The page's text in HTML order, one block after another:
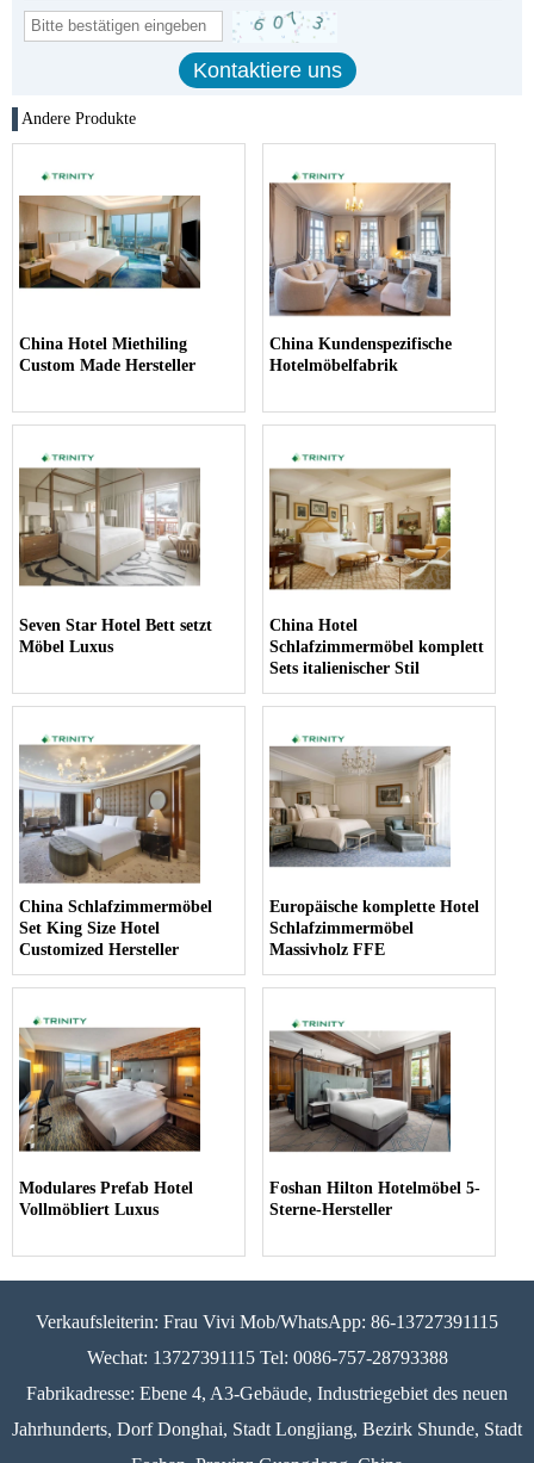
Andere Produkte
China Hotel Miethiling
Custom Made Hersteller
China Kundenspezifische
Hotelmöbelfabrik
Seven Star Hotel Bett setzt
Möbel Luxus
China Hotel
Schlafzimmermöbel komplett
Sets italienischer Stil
China Schlafzimmermöbel
Set King Size Hotel
Customized Hersteller
Europäische komplette Hotel
Schlafzimmermöbel
Massivholz FFE
Modulares Prefab Hotel
Vollmöbliert Luxus
Foshan Hilton Hotelmöbel 5-
Sterne-Hersteller
Verkaufsleiterin: Frau Vivi Mob/WhatsApp: 86-13727391115
Wechat: 13727391115 Tel: 0086-757-28793388
Fabrikadresse: Ebene 4, A3-Gebäude, Industriegebiet des neuen
Jahrhunderts, Dorf Donghai, Stadt Longjiang, Bezirk Shunde, Stadt